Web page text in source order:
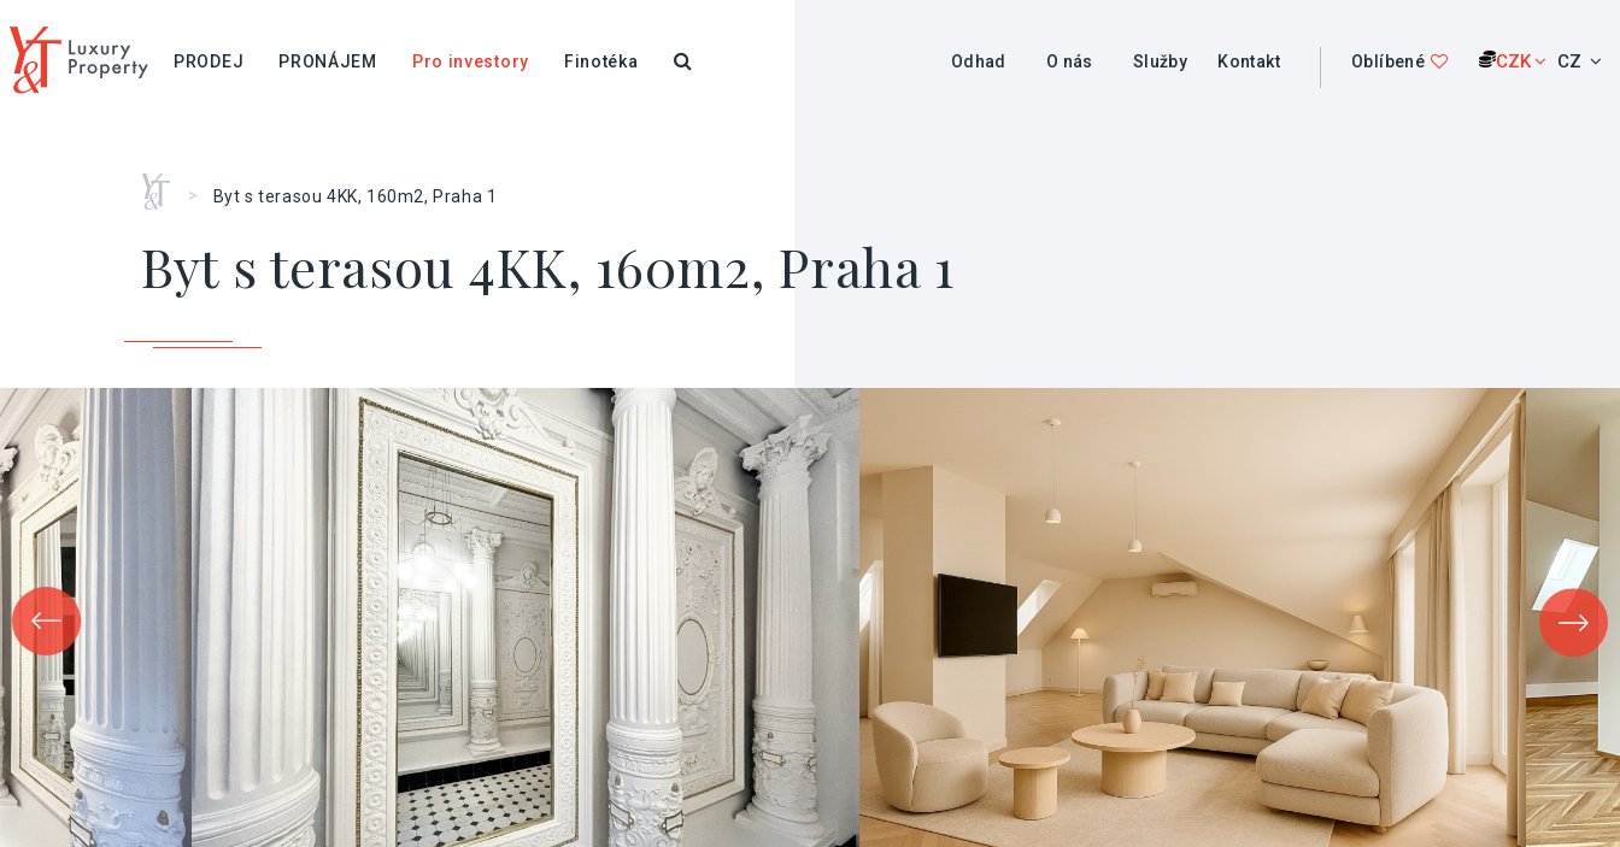
PRODEJ PRONÁJEM Pro investory Finotéka Odhad O nás Služby Kontakt Oblíbené CZK CZ
Home
> Byt s terasou 4KK, 160m2, Praha 1
Byt s terasou 4KK, 160m2, Praha 1